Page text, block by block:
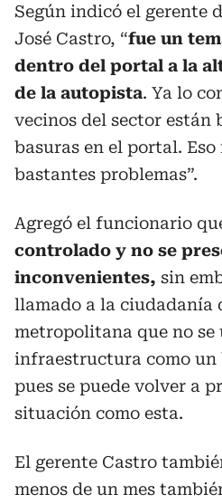
Según indicó el gerente
José Castro, “fue un
dentro del portal a la
de la autopista. Ya lo
vecinos del sector están
basuras en el portal. Eso
bastantes problemas”.
Agregó el funcionario
controlado y no se
inconvenientes, sin
llamado a la ciudadanía
metropolitana que no se
infraestructura como un
pues se puede volver a
situación como esta.
El gerente Castro
menos de un mes